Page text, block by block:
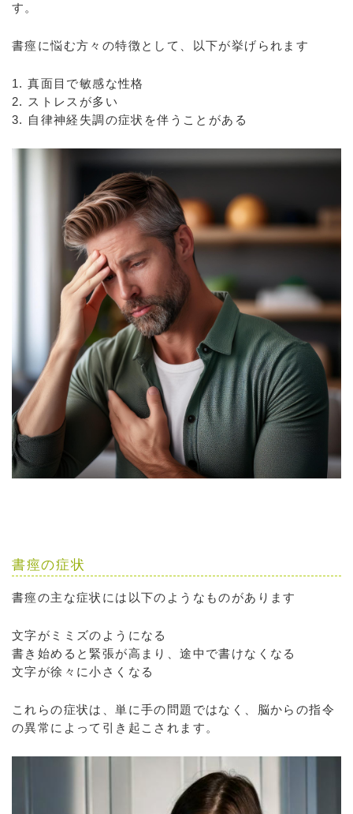
す。
書痙に悩む方々の特徴として、以下が挙げられます
1. 真面目で敏感な性格
2. ストレスが多い
3. 自律神経失調の症状を伴うことがある
書痙の症状
書痙の主な症状には以下のようなものがあります
文字がミミズのようになる
書き始めると緊張が高まり、途中で書けなくなる
文字が徐々に小さくなる
これらの症状は、単に手の問題ではなく、脳からの指令
の異常によって引き起こされます。